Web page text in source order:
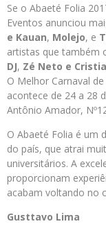
Se o Abaeté Folia
Eventos anunciou
e Kauan, Molejo, e
artistas que também
DJ, Zé Neto e
O Melhor Carnaval
acontece de 24 a 28
Antônio Amador,
O Abaeté Folia é um
do país, que atrai
universitários. A
proporcionam
acabam voltando no
Gusttavo Lima